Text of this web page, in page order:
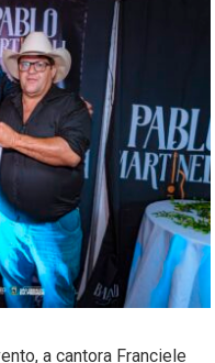
a cantora Franciele